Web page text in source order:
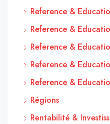
Reference &
Reference &
Reference &
Reference &
Reference &
Régions
Rentabilité &